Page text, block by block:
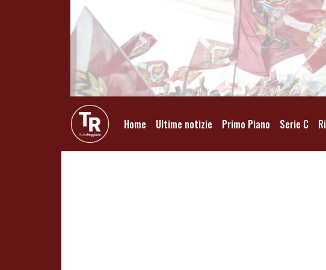
Home Ultime notizie Primo Piano Serie C